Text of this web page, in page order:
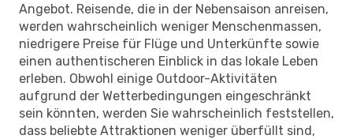
Angebot. Reisende, die in der Nebensaison anreisen,
werden wahrscheinlich weniger Menschenmassen,
niedrigere Preise für Flüge und Unterkünfte sowie
einen authentischeren Einblick in das lokale Leben
erleben. Obwohl einige Outdoor-Aktivitäten
aufgrund der Wetterbedingungen eingeschränkt
sein könnten, werden Sie wahrscheinlich feststellen,
dass beliebte Attraktionen weniger überfüllt sind,